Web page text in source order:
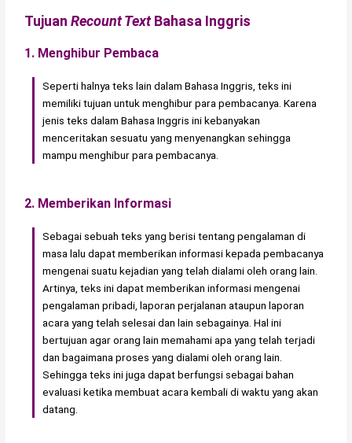
TujuanRecount TextBahasa Inggris
1. Menghibur Pembaca
Seperti halnya teks lain dalam Bahasa Inggris, teks ini
memiliki tujuan untuk menghibur para pembacanya. Karena
jenis teks dalam Bahasa Inggris ini kebanyakan
menceritakan sesuatu yang menyenangkan sehingga
mampu menghibur para pembacanya.
2. Memberikan Informasi
Sebagai sebuah teks yang berisi tentang pengalaman di
masa lalu dapat memberikan informasi kepada pembacanya
mengenai suatu kejadian yang telah dialami oleh orang lain.
Artinya, teks ini dapat memberikan informasi mengenai
pengalaman pribadi, laporan perjalanan ataupun laporan
acara yang telah selesai dan lain sebagainya. Hal ini
bertujuan agar orang lain memahami apa yang telah terjadi
dan bagaimana proses yang dialami oleh orang lain.
Sehingga teks ini juga dapat berfungsi sebagai bahan
evaluasi ketika membuat acara kembali di waktu yang akan
datang.